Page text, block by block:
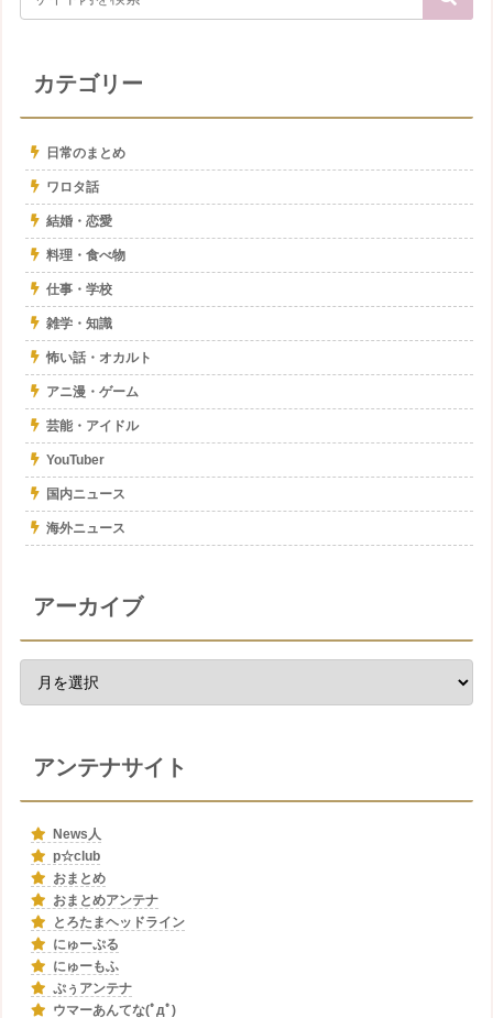
カテゴリー
日常のまとめ
ワロタ話
結婚・恋愛
料理・食べ物
仕事・学校
雑学・知識
怖い話・オカルト
アニ漫・ゲーム
芸能・アイドル
YouTuber
国内ニュース
海外ニュース
アーカイブ
アンテナサイト
News人
p☆club
おまとめ
おまとめアンテナ
とろたまヘッドライン
にゅーぷる
にゅーもふ
ぷぅアンテナ
ウマーあんてな(ﾟдﾟ)